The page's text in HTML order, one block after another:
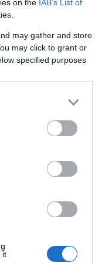
on the IAB’s List of
may gather and store
may click to grant or
specified purposes
it